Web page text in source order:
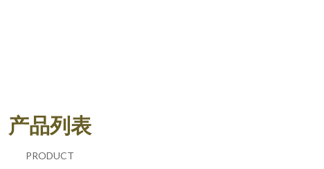
产品列表
PRODUCT